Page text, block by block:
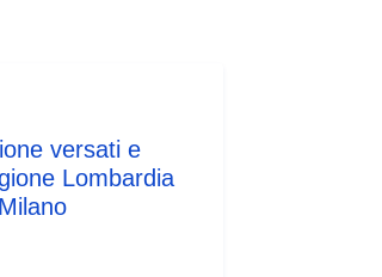
versati e
Lombardia